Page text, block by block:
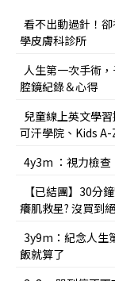
看不出動過針！
學皮膚科診所
人生第一次手術
腔鏡紀錄＆心得
兒童線上英文學
可汗學院、Kids A-
4y3m ：視力檢查
【已結團】30分
癢肌救星? 沒買到
3y9m：紀念人生
飯就算了